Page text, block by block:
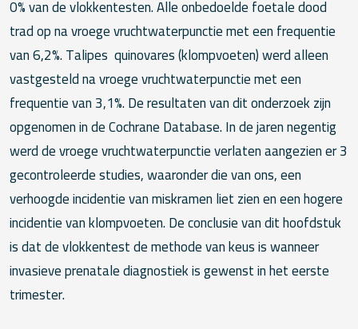
0% van de vlokkentesten. Alle onbedoelde foetale dood
trad op na vroege vruchtwaterpunctie met een frequentie
van 6,2%. Talipes quinovares (klompvoeten) werd alleen
vastgesteld na vroege vruchtwaterpunctie met een
frequentie van 3,1%. De resultaten van dit onderzoek zijn
opgenomen in de Cochrane Database. In de jaren negentig
werd de vroege vruchtwaterpunctie verlaten aangezien er 3
gecontroleerde studies, waaronder die van ons, een
verhoogde incidentie van miskramen liet zien en een hogere
incidentie van klompvoeten. De conclusie van dit hoofdstuk
is dat de vlokkentest de methode van keus is wanneer
invasieve prenatale diagnostiek is gewenst in het eerste
trimester.